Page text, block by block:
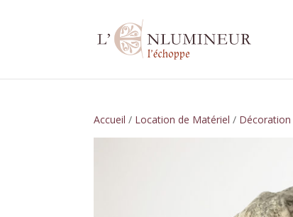
Accueil / Location de Matériel / Décoration